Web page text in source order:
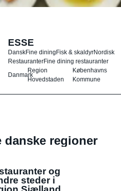
ESSE
DanskFine diningFisk & skaldyrNordisk
RestauranterFine dining restauranter
Danmark
Region
Hovedstaden
Københavns
Kommune
danske regioner
og
steder i